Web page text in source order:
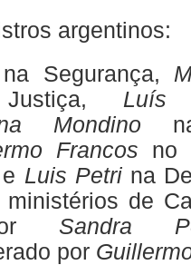
argentinos:
na Segurança,
Luís
Mondino
Francos no
Luis Petrina
de
Sandra
por